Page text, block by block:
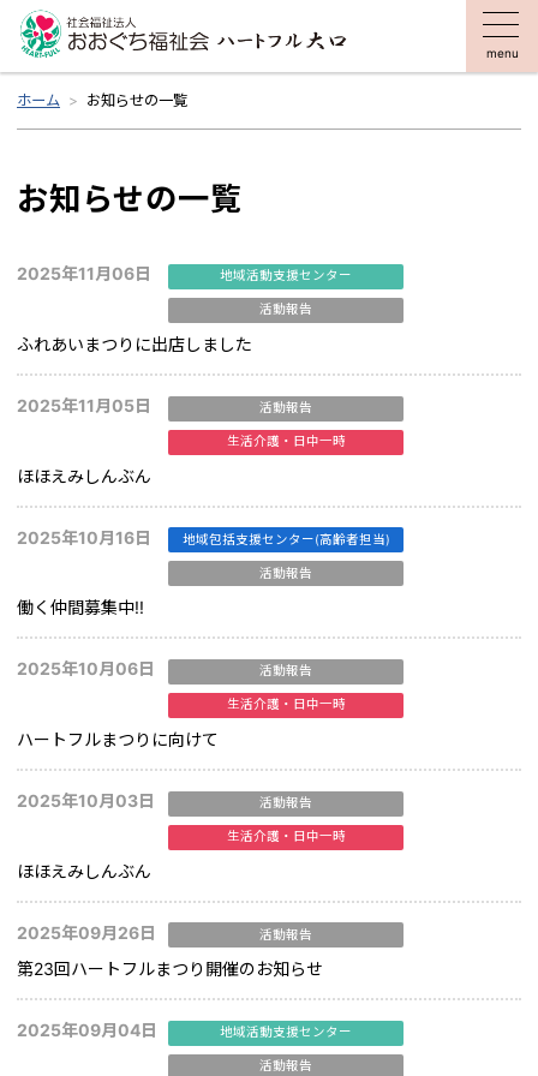
menu
ホーム お知らせの一覧
お知らせの一覧
2025年11月06日 地域活動支援センター
活動報告
ふれあいまつりに出店しました
2025年11月05日 活動報告
生活介護・日中一時
ほほえみしんぶん
2025年10月16日 地域包括支援センター(高齢者担当)
活動報告
働く仲間募集中!!
2025年10月06日 活動報告
生活介護・日中一時
ハートフルまつりに向けて
2025年10月03日 活動報告
生活介護・日中一時
ほほえみしんぶん
2025年09月26日 活動報告
第23回ハートフルまつり開催のお知らせ
2025年09月04日 地域活動支援センター
活動報告